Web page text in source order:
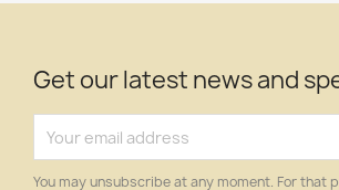
Get our latest news and
You may unsubscribe at any moment. For that